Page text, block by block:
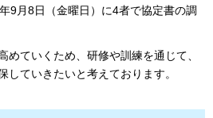
9月8日（金曜日）に4者で協定書の調
めていくため、研修や訓練を通じて、
していきたいと考えております。